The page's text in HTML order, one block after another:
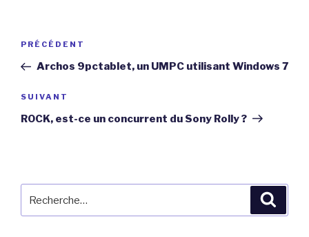
Navigation
l’article
Article
précédent
PRÉCÉDENT
Archos 9pctablet, un UMPC utilisant Windows 7
Article
suivant
SUIVANT
ROCK, est-ce un concurrent du Sony Rolly ?
pour